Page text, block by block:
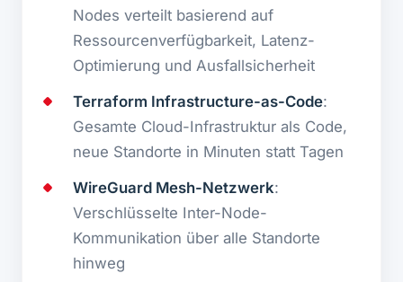
Nodes verteilt basierend auf
Ressourcenverfügbarkeit, Latenz-
Optimierung und Ausfallsicherheit
Terraform Infrastructure-as-Code:
Gesamte Cloud-Infrastruktur als Code,
neue Standorte in Minuten statt Tagen
WireGuard Mesh-Netzwerk:
Verschlüsselte Inter-Node-
Kommunikation über alle Standorte
hinweg